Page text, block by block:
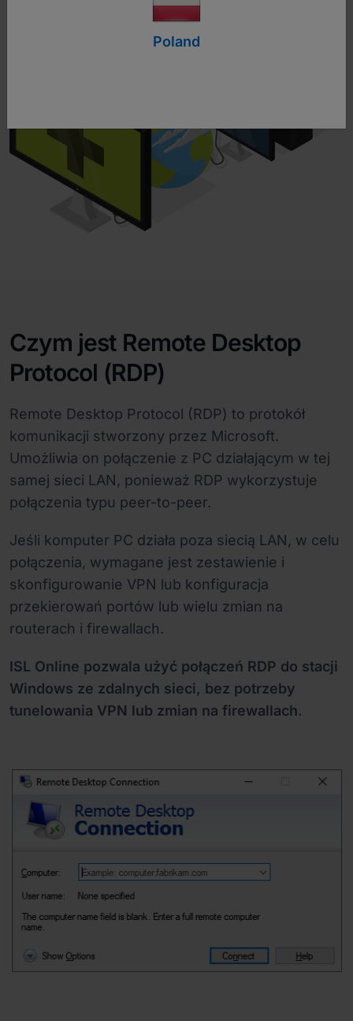
Czym jest Remote Desktop
Protocol (RDP)
Remote Desktop Protocol (RDP) to protokół
komunikacji stworzony przez Microsoft.
Umożliwia on połączenie z PC działającym w tej
samej sieci LAN, ponieważ RDP wykorzystuje
połączenia typu peer-to-peer.
Jeśli komputer PC działa poza siecią LAN, w celu
połączenia, wymagane jest zestawienie i
skonfigurowanie VPN lub konfiguracja
przekierowań portów lub wielu zmian na
routerach i firewallach.
ISL Online pozwala użyć połączeń RDP do stacji
Windows ze zdalnych sieci, bez potrzeby
tunelowania VPN lub zmian na firewallach.
Poland